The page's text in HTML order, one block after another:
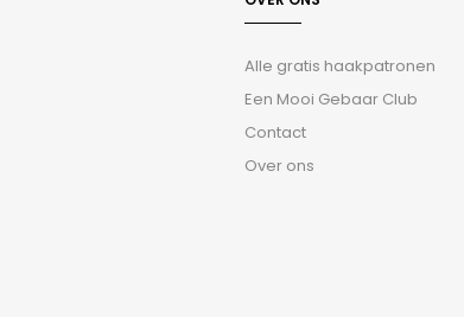
Alle gratis haakpatronen
Een Mooi Gebaar Club
Contact
Over ons